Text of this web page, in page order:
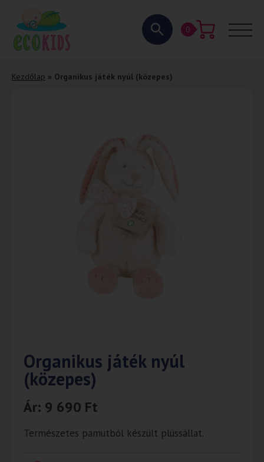
0
Kezdőlap » Organikus játék nyúl (közepes)
Organikus játék nyúl
(közepes)
Ár: 9 690 Ft
Természetes pamutból készült plüssállat.